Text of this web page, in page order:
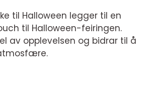
til Halloween legger til en
til Halloween-feiringen.
av opplevelsen og bidrar til å